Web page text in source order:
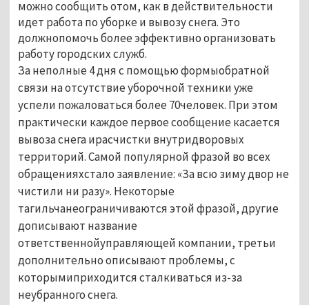
можно сообщить отом, как в действительности
идет работа по уборке и вывозу снега. Это
должнопомочь более эффективно организовать
работу городских служб.
За неполные 4 дня с помощью формыобратной
связи на отсутствие уборочной техники уже
успели пожаловаться более 70человек. При этом
практически каждое первое сообщение касается
вывоза снега ирасчистки внутридворовых
территорий. Самой популярной фразой во всех
обращенияхстало заявление: «За всю зиму двор не
чистили ни разу». Некоторые
тагильчанеограничиваются этой фразой, другие
дописывают название
ответственнойуправляющей компании, третьи
дополнительно описывают проблемы, с
которымиприходится сталкиваться из-за
неубранного снега.